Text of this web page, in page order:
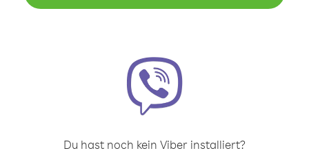
Du hast noch kein Viber installiert?